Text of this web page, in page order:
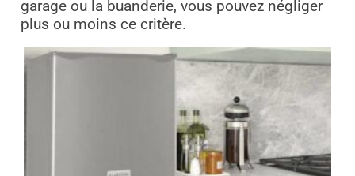
garage ou la buanderie, vous pouvez négliger
plus ou moins ce critère.